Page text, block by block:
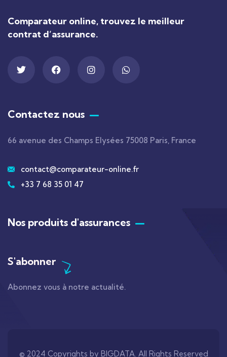
Comparateur online, trouvez le meilleur
contrat d’assurance.
Contactez nous
66 avenue des Champs Elysées 75008 Paris, France
contact@comparateur-online.fr
+33 7 68 35 01 47
Nos produits d'assurances
S'abonner
Abonnez vous à notre actualité.
© 2024 Copyrights by BIGDATA. All Rights Reserved